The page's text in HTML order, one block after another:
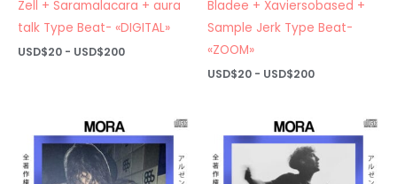
Zell + Saramalacara + aura
talk Type Beat- «DIGITAL»
USD$20 - USD$200Rango
USD$200
Bladee + Xaviersobased +
Sample Jerk Type Beat-
«ZOOM»
USD$20 - USD$200Rango
USD$20
hasta
USD$200